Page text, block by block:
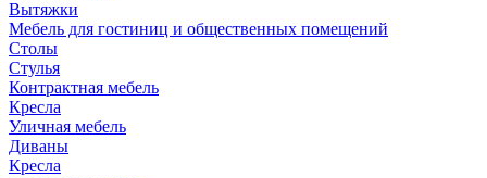
Вытяжки
Мебель для гостиниц и общественных помещений
Столы
Стулья
Контрактная мебель
Кресла
Уличная мебель
Диваны
Кресла